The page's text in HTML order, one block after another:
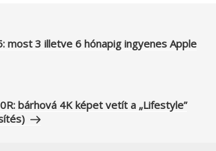
most 3 illetve 6 hónapig ingyenes Apple
bárhová 4K képet vetít a „Lifestyle”